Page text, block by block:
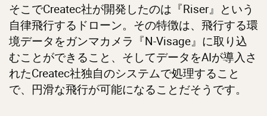
そこでCreatec社が開発したのは『Riser』という
自律飛行するドローン。その特徴は、飛行する環
境データをガンマカメラ『N-Visage』に取り込
むことができること、そしてデータをAIが導入さ
れたCreatec社独自のシステムで処理すること
で、円滑な飛行が可能になることだそうです。